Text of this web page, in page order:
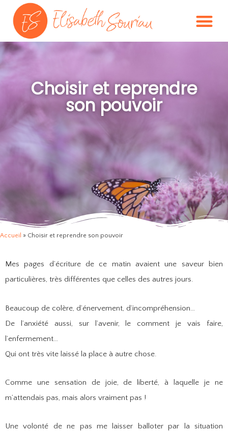
Choisir et reprendre
son pouvoir
Accueil » Choisir et reprendre son pouvoir
Mes pages d’écriture de ce matin avaient une saveur bien
particulières, très différentes que celles des autres jours.
Beaucoup de colère, d’énervement, d’incompréhension…
De l’anxiété aussi, sur l’avenir, le comment je vais faire,
l’enfermement…
Qui ont très vite laissé la place à autre chose.
Comme une sensation de joie, de liberté, à laquelle je ne
m’attendais pas, mais alors vraiment pas !
Une volonté de ne pas me laisser balloter par la situation